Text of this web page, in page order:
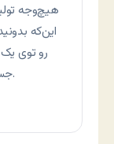
هیچ‌وجه
این‌که
جست‌وجو مثل گوگل سرچ کنید.